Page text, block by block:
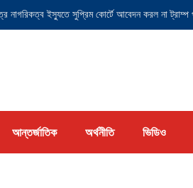
ইস্যুতে সুপ্রিম কোর্টে আবেদন করল না ট্রাম্প প্রশাসন
আন্তর্জাতিক অর্থনীতি ভিডিও